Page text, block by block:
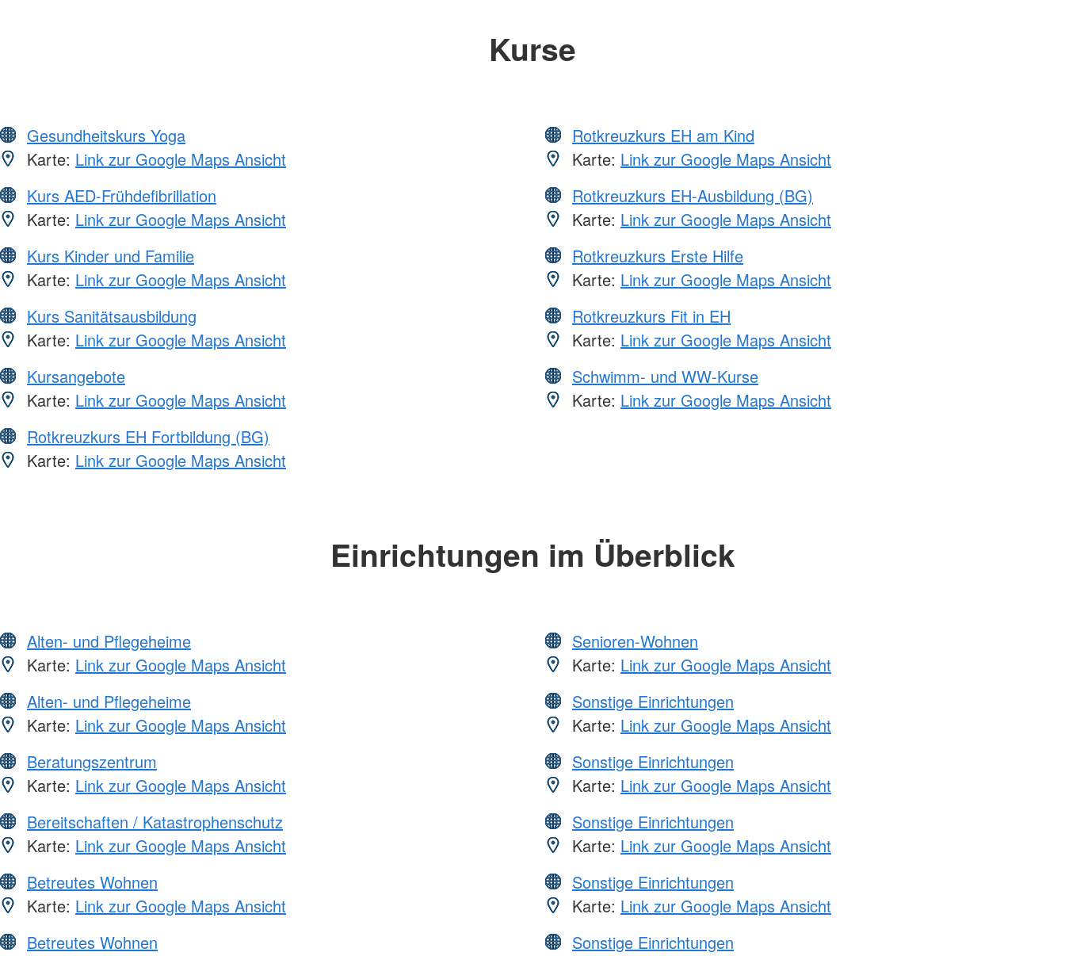
Kurse
Gesundheitskurs Yoga
Karte: Link zur Google Maps Ansicht
Kurs AED-Frühdefibrillation
Karte: Link zur Google Maps Ansicht
Kurs Kinder und Familie
Karte: Link zur Google Maps Ansicht
Kurs Sanitätsausbildung
Karte: Link zur Google Maps Ansicht
Kursangebote
Karte: Link zur Google Maps Ansicht
Rotkreuzkurs EH Fortbildung (BG)
Karte: Link zur Google Maps Ansicht
Rotkreuzkurs EH am Kind
Karte: Link zur Google Maps Ansicht
Rotkreuzkurs EH-Ausbildung (BG)
Karte: Link zur Google Maps Ansicht
Rotkreuzkurs Erste Hilfe
Karte: Link zur Google Maps Ansicht
Rotkreuzkurs Fit in EH
Karte: Link zur Google Maps Ansicht
Schwimm- und WW-Kurse
Karte: Link zur Google Maps Ansicht
Einrichtungen im Überblick
Alten- und Pflegeheime
Karte: Link zur Google Maps Ansicht
Alten- und Pflegeheime
Karte: Link zur Google Maps Ansicht
Beratungszentrum
Karte: Link zur Google Maps Ansicht
Bereitschaften / Katastrophenschutz
Karte: Link zur Google Maps Ansicht
Betreutes Wohnen
Karte: Link zur Google Maps Ansicht
Betreutes Wohnen
Senioren-Wohnen
Karte: Link zur Google Maps Ansicht
Sonstige Einrichtungen
Karte: Link zur Google Maps Ansicht
Sonstige Einrichtungen
Karte: Link zur Google Maps Ansicht
Sonstige Einrichtungen
Karte: Link zur Google Maps Ansicht
Sonstige Einrichtungen
Karte: Link zur Google Maps Ansicht
Sonstige Einrichtungen